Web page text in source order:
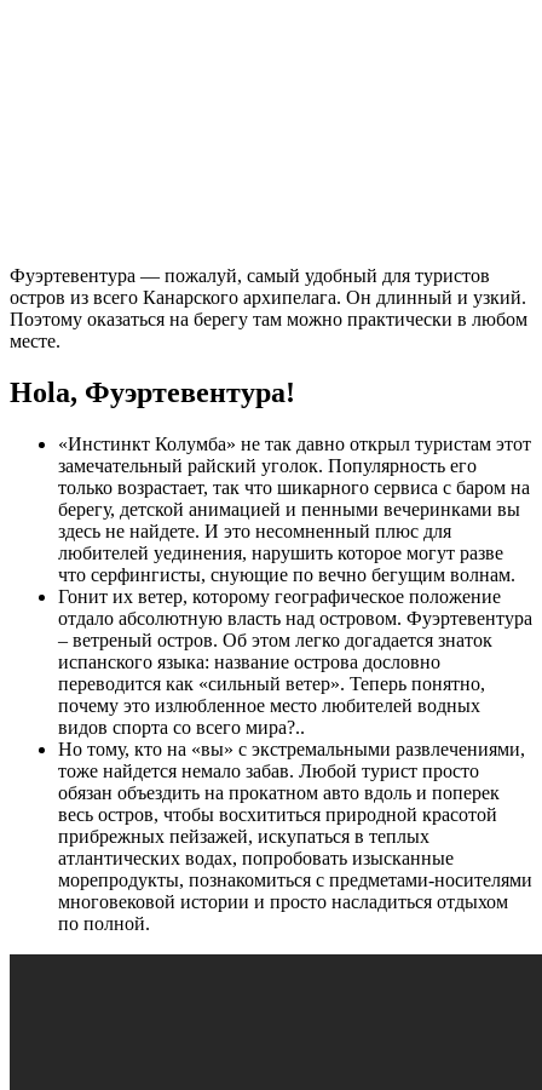
Фуэртевентура — пожалуй, самый удобный для туристов
остров из всего Канарского архипелага. Он длинный и узкий.
Поэтому оказаться на берегу там можно практически в любом
месте.
Hola, Фуэртевентура!
«Инстинкт Колумба» не так давно открыл туристам этот
замечательный райский уголок. Популярность его
только возрастает, так что шикарного сервиса с баром на
берегу, детской анимацией и пенными вечеринками вы
здесь не найдете. И это несомненный плюс для
любителей уединения, нарушить которое могут разве
что серфингисты, снующие по вечно бегущим волнам.
Гонит их ветер, которому географическое положение
отдало абсолютную власть над островом. Фуэртевентура
– ветреный остров. Об этом легко догадается знаток
испанского языка: название острова дословно
переводится как «сильный ветер». Теперь понятно,
почему это излюбленное место любителей водных
видов спорта со всего мира?..
Но тому, кто на «вы» с экстремальными развлечениями,
тоже найдется немало забав. Любой турист просто
обязан объездить на прокатном авто вдоль и поперек
весь остров, чтобы восхититься природной красотой
прибрежных пейзажей, искупаться в теплых
атлантических водах, попробовать изысканные
морепродукты, познакомиться с предметами-носителями
многовековой истории и просто насладиться отдыхом
по полной.